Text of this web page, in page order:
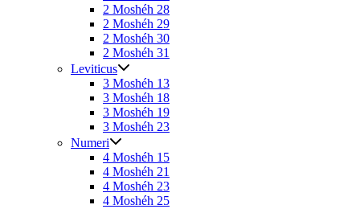
2 Moshéh 28
2 Moshéh 29
2 Moshéh 30
2 Moshéh 31
Leviticus
3 Moshéh 13
3 Moshéh 18
3 Moshéh 19
3 Moshéh 23
Numeri
4 Moshéh 15
4 Moshéh 21
4 Moshéh 23
4 Moshéh 25